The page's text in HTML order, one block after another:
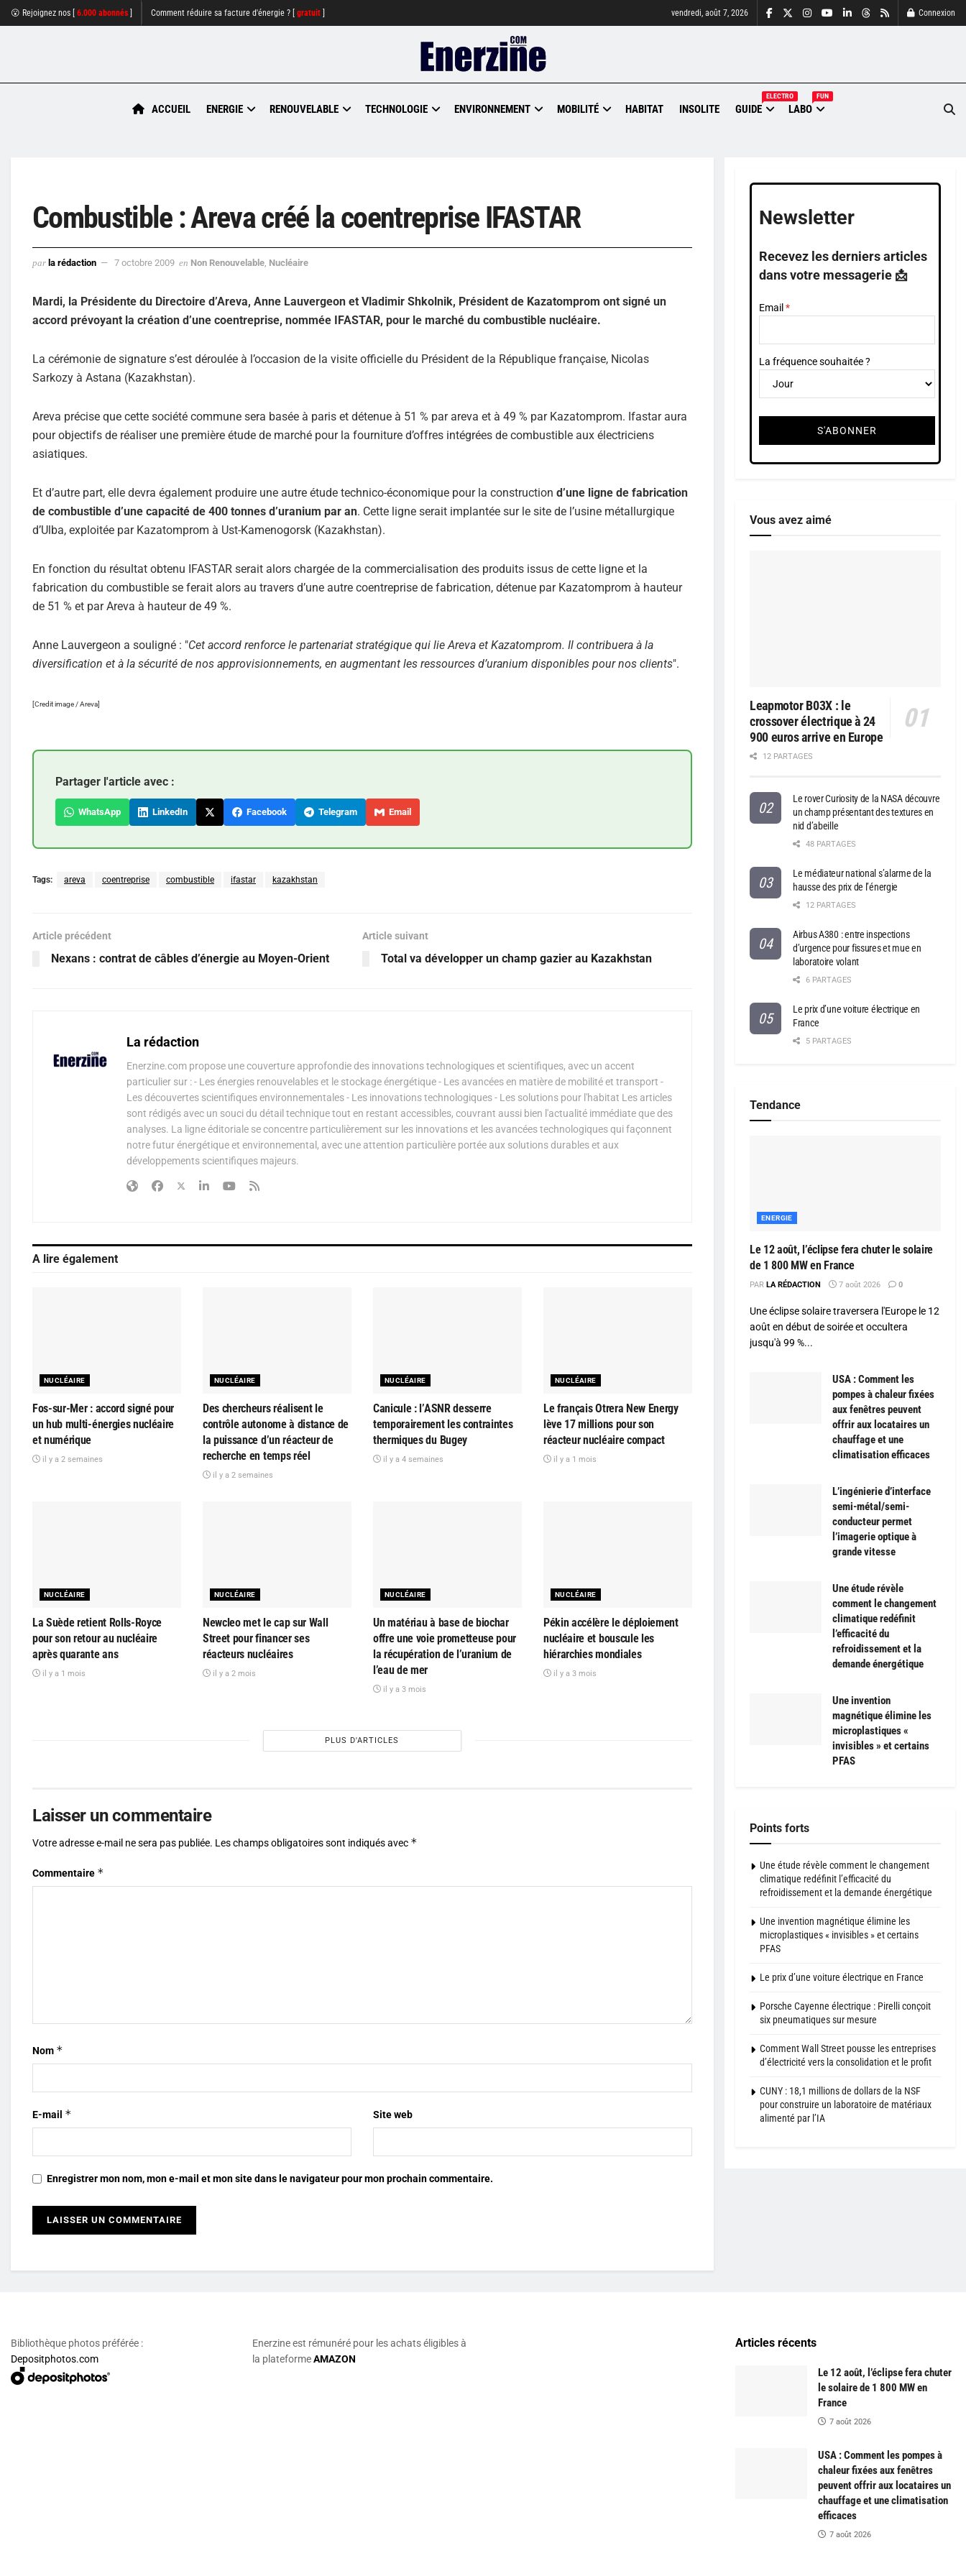
😮 Rejoignez nos [ 6.000 abonnés Comment réduire sa facture d'énergie ? [ gratuit vendredi, août 7, 2026 Connexion
ACCUEIL ENERGIE RENOUVELABLE TECHNOLOGIE ENVIRONNEMENT MOBILITÉ HABITAT INSOLITE GUIDE
ELECTRO
LABO
FUN
Combustible : Areva créé la coentreprise IFASTAR
par la rédaction 7 octobre 2009 en Non Renouvelable Nucléaire
Mardi, la Présidente du Directoire d’Areva, Anne Lauvergeon et Vladimir Shkolnik, Président de Kazatomprom ont signé un
accord prévoyant la création d’une coentreprise, nommée IFASTAR, pour le marché du combustible nucléaire.
La cérémonie de signature s’est déroulée à l’occasion de la visite officielle du Président de la République française, Nicolas
Sarkozy à Astana (Kazakhstan).
Areva précise que cette société commune sera basée à paris et détenue à 51 % par areva et à 49 % par Kazatomprom. Ifastar aura
pour objectifs de réaliser une première étude de marché pour la fourniture d’offres intégrées de combustible aux électriciens
asiatiques.
Et d’autre part, elle devra également produire une autre étude technico-économique pour la construction d’une ligne de fabrication
de combustible d’une capacité de 400 tonnes d’uranium par an. Cette ligne serait implantée sur le site de l’usine métallurgique
d’Ulba, exploitée par Kazatomprom à Ust-Kamenogorsk (Kazakhstan).
En fonction du résultat obtenu IFASTAR serait alors chargée de la commercialisation des produits issus de cette ligne et la
fabrication du combustible se ferait alors au travers d’une autre coentreprise de fabrication, détenue par Kazatomprom à hauteur
de 51 % et par Areva à hauteur de 49 %.
Anne Lauvergeon a souligné : "Cet accord renforce le partenariat stratégique qui lie Areva et Kazatomprom. Il contribuera à la
diversification et à la sécurité de nos approvisionnements, en augmentant les ressources d’uranium disponibles pour nos clients".
[Credit image / Areva]
Partager l'article avec :
WhatsApp LinkedIn Facebook Telegram Email
Tags: areva coentreprise combustible ifastar kazakhstan
Article précédent
Nexans : contrat de câbles d’énergie au Moyen-Orient
Article suivant
Total va développer un champ gazier au Kazakhstan
La rédaction
Enerzine.com propose une couverture approfondie des innovations technologiques et scientifiques, avec un accent
particulier sur : - Les énergies renouvelables et le stockage énergétique - Les avancées en matière de mobilité et transport -
Les découvertes scientifiques environnementales - Les innovations technologiques - Les solutions pour l'habitat Les articles
sont rédigés avec un souci du détail technique tout en restant accessibles, couvrant aussi bien l'actualité immédiate que des
analyses. La ligne éditoriale se concentre particulièrement sur les innovations et les avancées technologiques qui façonnent
notre futur énergétique et environnemental, avec une attention particulière portée aux solutions durables et aux
développements scientifiques majeurs.
A lire également
NUCLÉAIRE
Fos-sur-Mer : accord signé pour
un hub multi-énergies nucléaire
et numérique
il y a 2 semaines
NUCLÉAIRE
Des chercheurs réalisent le
contrôle autonome à distance de
la puissance d’un réacteur de
recherche en temps réel
il y a 2 semaines
NUCLÉAIRE
Canicule : l’ASNR desserre
temporairement les contraintes
thermiques du Bugey
il y a 4 semaines
NUCLÉAIRE
Le français Otrera New Energy
lève 17 millions pour son
réacteur nucléaire compact
il y a 1 mois
NUCLÉAIRE
La Suède retient Rolls-Royce
pour son retour au nucléaire
après quarante ans
il y a 1 mois
NUCLÉAIRE
Newcleo met le cap sur Wall
Street pour financer ses
réacteurs nucléaires
il y a 2 mois
NUCLÉAIRE
Un matériau à base de biochar
offre une voie prometteuse pour
la récupération de l’uranium de
l’eau de mer
il y a 3 mois
NUCLÉAIRE
Pékin accélère le déploiement
nucléaire et bouscule les
hiérarchies mondiales
il y a 3 mois
PLUS D'ARTICLES
Laisser un commentaire
Votre adresse e-mail ne sera pas publiée. Les champs obligatoires sont indiqués avec *
Commentaire *
Nom *
E-mail * Site web
Enregistrer mon nom, mon e-mail et mon site dans le navigateur pour mon prochain commentaire.
Newsletter
Recevez les derniers articles
dans votre messagerie 📩
Email
La fréquence souhaitée ?
Vous avez aimé
Leapmotor B03X : le
crossover électrique à 24
900 euros arrive en Europe
12 PARTAGES
Le rover Curiosity de la NASA découvre
un champ présentant des textures en
nid d’abeille
48 PARTAGES
Le médiateur national s’alarme de la
hausse des prix de l’énergie
12 PARTAGES
Airbus A380 : entre inspections
d’urgence pour fissures et mue en
laboratoire volant
6 PARTAGES
Le prix d’une voiture électrique en
France
5 PARTAGES
Tendance
ENERGIE
Le 12 août, l’éclipse fera chuter le solaire
de 1 800 MW en France
PAR LA RÉDACTION 7 août 2026 0
Une éclipse solaire traversera l'Europe le 12
août en début de soirée et occultera
jusqu'à 99 %...
USA : Comment les
pompes à chaleur fixées
aux fenêtres peuvent
offrir aux locataires un
chauffage et une
climatisation efficaces
L’ingénierie d’interface
semi-métal/semi-
conducteur permet
l’imagerie optique à
grande vitesse
Une étude révèle
comment le changement
climatique redéfinit
l’efficacité du
refroidissement et la
demande énergétique
Une invention
magnétique élimine les
microplastiques «
invisibles » et certains
PFAS
Points forts
Une étude révèle comment le changement
climatique redéfinit l’efficacité du
refroidissement et la demande énergétique
Une invention magnétique élimine les
microplastiques « invisibles » et certains
PFAS
Le prix d’une voiture électrique en France
Porsche Cayenne électrique : Pirelli conçoit
six pneumatiques sur mesure
Comment Wall Street pousse les entreprises
d’électricité vers la consolidation et le profit
CUNY : 18,1 millions de dollars de la NSF
pour construire un laboratoire de matériaux
alimenté par l’IA
Bibliothèque photos préférée :
Depositphotos.com
Enerzine est rémunéré pour les achats éligibles à
la plateformeAMAZON
Articles récents
Le 12 août, l’éclipse fera chuter
le solaire de 1 800 MW en
France
7 août 2026
USA : Comment les pompes à
chaleur fixées aux fenêtres
peuvent offrir aux locataires un
chauffage et une climatisation
efficaces
7 août 2026